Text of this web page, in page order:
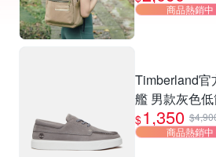
壓止滑背帶
商品熱銷中
Timberland官
艦 男款灰色
革休閒
鞋|A6C92EL8
$1,350
商品熱銷中